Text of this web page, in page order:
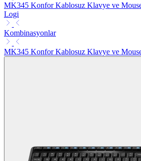
MK345 Konfor Kablosuz Klavye ve
Logi
Kombinasyonlar
MK345 Konfor Kablosuz Klavye ve